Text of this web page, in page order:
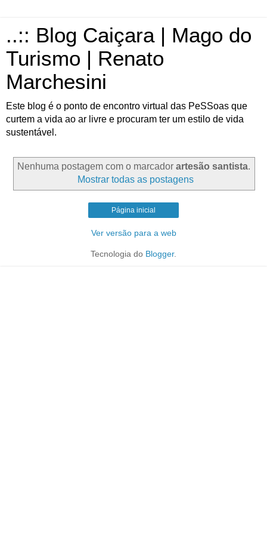
..:: Blog Caiçara | Mago do
Turismo | Renato
Marchesini
Este blog é o ponto de encontro virtual das PeSSoas que
curtem a vida ao ar livre e procuram ter um estilo de vida
sustentável.
Nenhuma postagem com o marcador artesão santista.
Mostrar todas as postagens
Página inicial
Ver versão para a web
Tecnologia do Blogger.